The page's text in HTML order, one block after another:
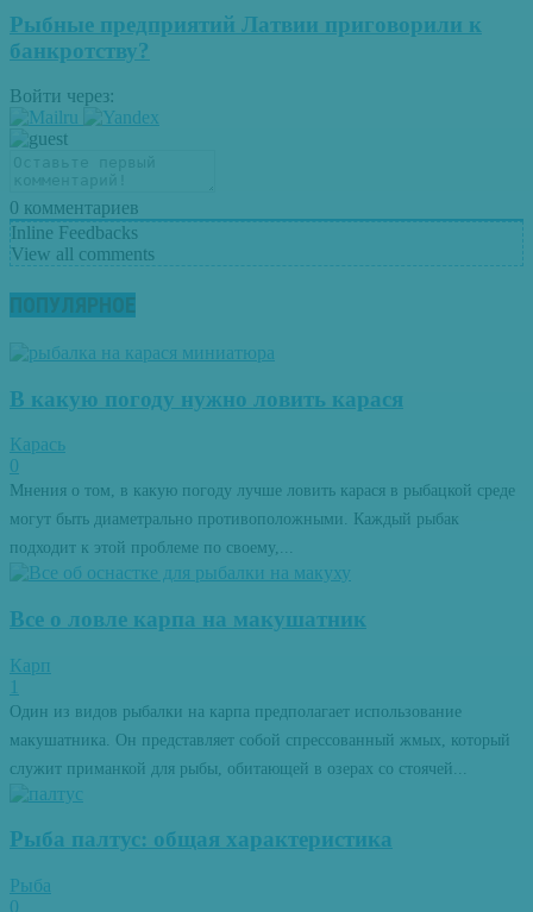
Рыбные предприятий Латвии приговорили к
банкротству?
Войти через:
0 комментариев
Inline Feedbacks
View all comments
ПОПУЛЯРНОЕ
В какую погоду нужно ловить карася
Карась
0
Мнения о том, в какую погоду лучше ловить карася в рыбацкой среде
могут быть диаметрально противоположными. Каждый рыбак
подходит к этой проблеме по своему,...
Все о ловле карпа на макушатник
Карп
1
Один из видов рыбалки на карпа предполагает использование
макушатника. Он представляет собой спрессованный жмых, который
служит приманкой для рыбы, обитающей в озерах со стоячей...
Рыба палтус: общая характеристика
Рыба
0